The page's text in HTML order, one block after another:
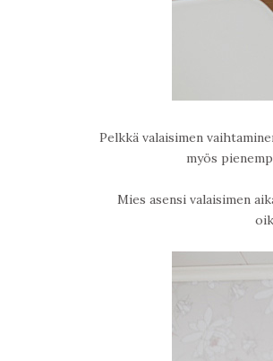
Pelkkä valaisimen
myös
Mies asensi valaisimen